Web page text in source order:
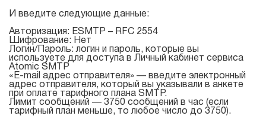
И введите следующие данные:
Авторизация: ESMTP – RFC 2554
Шифрование: Нет
Логин/Пароль: логин и пароль, которые вы
используете для доступа в Личный кабинет сервиса
Atomic SMTP
«E-mail адрес отправителя» — введите электронный
адрес отправителя, который вы указывали в анкете
при оплате тарифного плана SMTP.
Лимит сообщений — 3750 сообщений в час (если
тарифный план меньше, то любое число до 3750).